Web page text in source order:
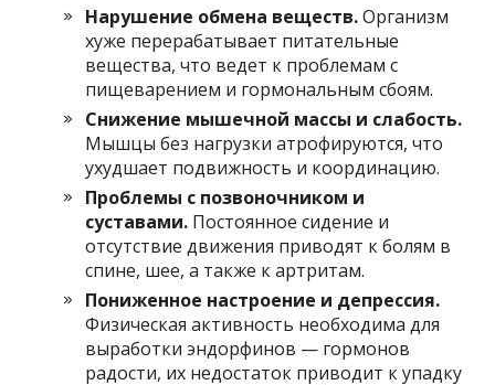
Нарушение обмена веществ.Организм
хуже перерабатывает питательные
вещества, что ведет к проблемам с
пищеварением и гормональным сбоям.
Снижение мышечной массы и слабость.
Мышцы без нагрузки атрофируются, что
ухудшает подвижность и координацию.
Проблемы с позвоночником и
суставами. Постоянное сидение и
отсутствие движения приводят к болям в
спине, шее, а также к артритам.
Пониженное настроение и депрессия.
Физическая активность необходима для
выработки эндорфинов — гормонов
радости, их недостаток приводит к упадку